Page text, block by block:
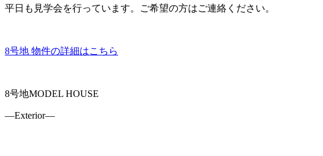
平日も見学会を行っています。ご希望の方はご連絡ください。
8号地 物件の詳細はこちら
8号地MODEL HOUSE
―Exterior―